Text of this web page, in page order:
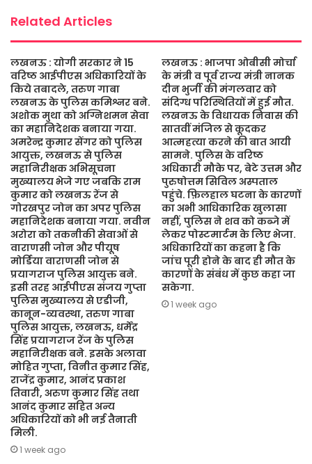
Related Articles
लखनऊ : योगी सरकार ने 15
वरिष्ठ आईपीएस अधिकारियों के
किये तबादले, तरुण गाबा
लखनऊ के पुलिस कमिश्नर बने.
अशोक मुथा को अग्निशमन सेवा
का महानिदेशक बनाया गया.
अमरेन्द्र कुमार सेंगर को पुलिस
आयुक्त, लखनऊ से पुलिस
महानिरीक्षक अभिसूचना
मुख्यालय भेजे गए जबकि राम
कुमार को लखनऊ रेंज से
गोरखपुर जोन का अपर पुलिस
महानिदेशक बनाया गया. नवीन
अरोरा को तकनीकी सेवाओं से
वाराणसी जोन और पीयूष
मोर्डिया वाराणसी जोन से
प्रयागराज पुलिस आयुक्त बने.
इसी तरह आईपीएस संजय गुप्ता
पुलिस मुख्यालय से एडीजी,
कानून-व्यवस्था, तरुण गाबा
पुलिस आयुक्त, लखनऊ, धर्मेंद्र
सिंह प्रयागराज रेंज के पुलिस
महानिरीक्षक बने. इसके अलावा
मोहित गुप्ता, विनीत कुमार सिंह,
राजेंद्र कुमार, आनंद प्रकाश
तिवारी, अरुण कुमार सिंह तथा
आनंद कुमार सहित अन्य
अधिकारियों को भी नई तैनाती
मिली.
1 week ago
लखनऊ : भाजपा ओबीसी मोर्चा
के मंत्री व पूर्व राज्य मंत्री नानक
दीन भुर्जी की मंगलवार को
संदिग्ध परिस्थितियों में हुई मौत.
लखनऊ के विधायक निवास की
सातवीं मंजिल से कूदकर
आत्महत्या करने की बात आयी
सामने. पुलिस के वरिष्ठ
अधिकारी मौके पर, बेटे उत्तम और
पुरुषोत्तम सिविल अस्पताल
पहुंचे. फ़िलहाल घटना के कारणों
का अभी आधिकारिक खुलासा
नहीं, पुलिस ने शव को कब्जे में
लेकर पोस्टमार्टम के लिए भेजा.
अधिकारियों का कहना है कि
जांच पूरी होने के बाद ही मौत के
कारणों के संबंध में कुछ कहा जा
सकेगा.
1 week ago